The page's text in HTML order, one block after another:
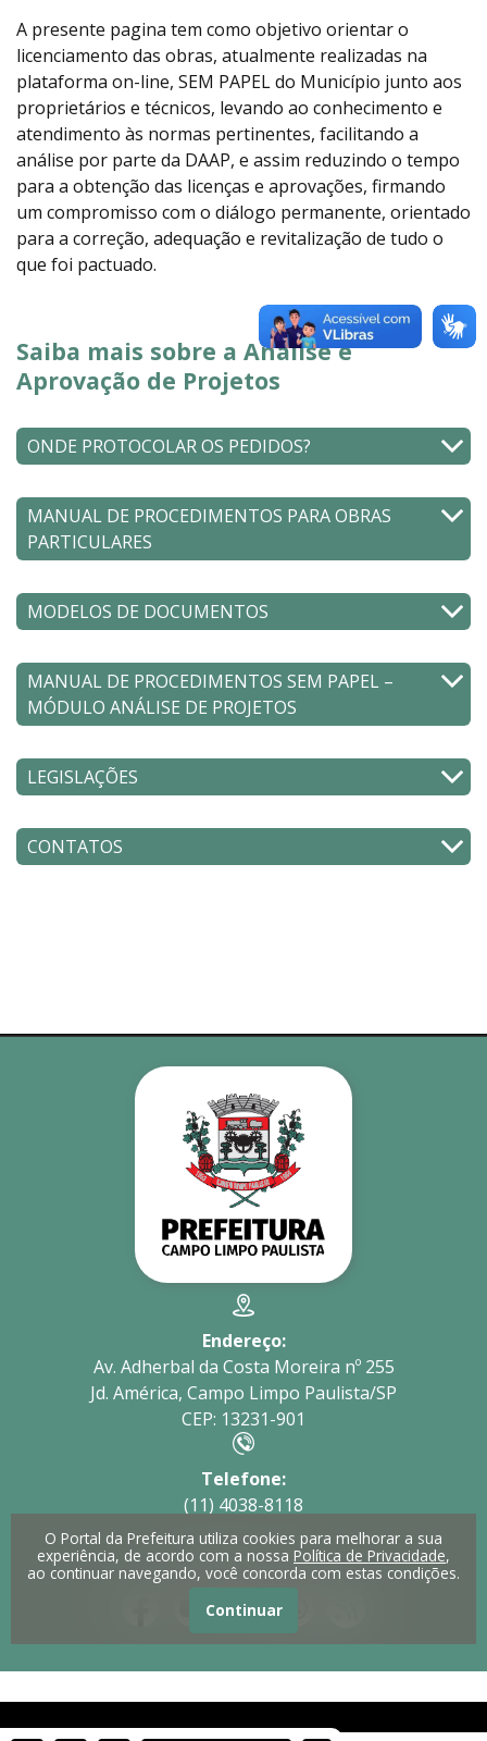
A presente pagina tem como objetivo orientar o
licenciamento das obras, atualmente realizadas na
plataforma on-line, SEM PAPEL do Município junto aos
proprietários e técnicos, levando ao conhecimento e
atendimento às normas pertinentes, facilitando a
análise por parte da DAAP, e assim reduzindo o tempo
para a obtenção das licenças e aprovações, firmando
um compromisso com o diálogo permanente, orientado
para a correção, adequação e revitalização de tudo o
que foi pactuado.
Saiba mais sobre a Análise e
Aprovação de Projetos
ONDE PROTOCOLAR OS PEDIDOS?
MANUAL DE PROCEDIMENTOS PARA OBRAS
PARTICULARES
MODELOS DE DOCUMENTOS
MANUAL DE PROCEDIMENTOS SEM PAPEL –
MÓDULO ANÁLISE DE PROJETOS
LEGISLAÇÕES
CONTATOS
Endereço:
Av. Adherbal da Costa Moreira nº 255
Jd. América, Campo Limpo Paulista/SP
CEP: 13231-901
Telefone:
(11) 4038-8118
Redes Sociais
O Portal da Prefeitura utiliza cookies para melhorar a sua
experiência, de acordo com a nossa Política de Privacidade,
ao continuar navegando, você concorda com estas condições.
Continuar